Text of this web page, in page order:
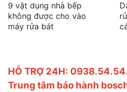
9 vật dụng nhà bếp
không được cho vào
máy rửa bát
HỖ TRỢ 24H:
Trung tâm bảo hành